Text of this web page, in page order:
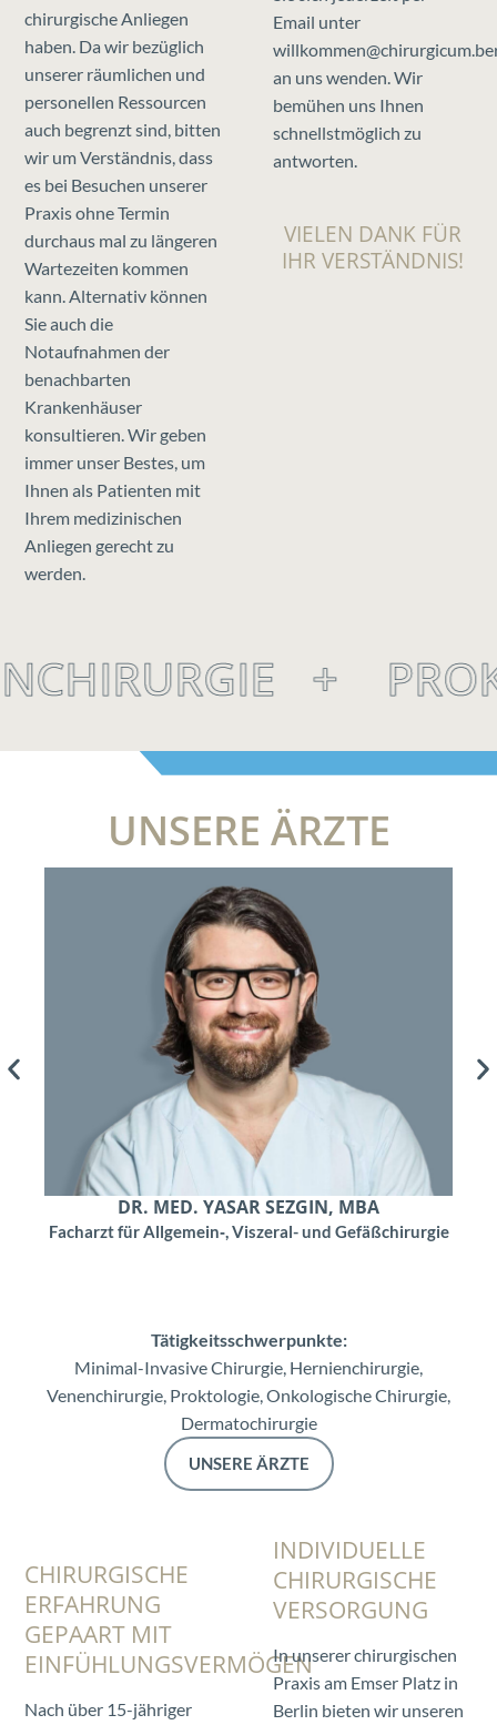
chirurgische Anliegen
haben. Da wir bezüglich
unserer räumlichen und
personellen Ressourcen
auch begrenzt sind, bitten
wir um Verständnis, dass
es bei Besuchen unserer
Praxis ohne Termin
durchaus mal zu längeren
Wartezeiten kommen
kann. Alternativ können
Sie auch die
Notaufnahmen der
benachbarten
Krankenhäuser
konsultieren. Wir geben
immer unser Bestes, um
Ihnen als Patienten mit
Ihrem medizinischen
Anliegen gerecht zu
werden.
Email unter
an uns wenden. Wir
bemühen uns Ihnen
schnellstmöglich zu
antworten.
VIELEN DANK FÜR
IHR VERSTÄNDNIS!
+
UNSERE ÄRZTE
DR. MED. YASAR SEZGIN, MBA
Facharzt für Allgemein‑, Viszeral- und Gefäßchirurgie
Tätigkeitsschwerpunkte:
Minimal-Invasive Chirurgie, Hernienchirurgie,
Venenchirurgie, Proktologie, Onkologische Chirurgie,
Dermatochirurgie
UNSERE ÄRZTE
CHIRURGISCHE
ERFAHRUNG
GEPAART MIT
EINFÜHLUNGSVERMÖGEN
Nach über 15-jähriger
INDIVIDUELLE
CHIRURGISCHE
VERSORGUNG
In unserer chirurgischen
Praxis am Emser Platz in
Berlin bieten wir unseren